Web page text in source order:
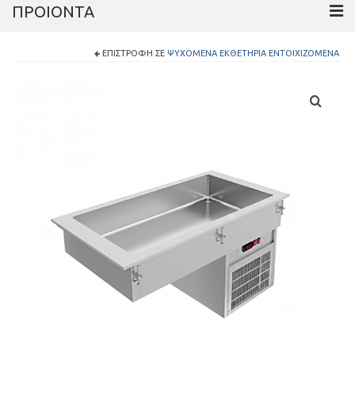
ΠΡΟΙΟΝΤΑ
ΕΠΙΣΤΡΟΦΉ ΣΕ ΨΥΧΌΜΕΝΑ ΕΚΘΕΤΉΡΙΑ ΕΝΤΟΙΧΙΖΌΜΕΝΑ